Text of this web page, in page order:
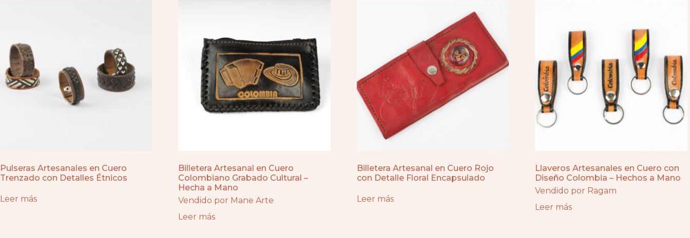
Pulseras Artesanales en Cuero
Trenzado con Detalles Étnicos
Leer más
Billetera Artesanal en Cuero
Colombiano Grabado Cultural –
Hecha a Mano
Vendido por Mane Arte
Leer más
Billetera Artesanal en Cuero Rojo
con Detalle Floral Encapsulado
Leer más
Llaveros Artesanales en Cuero con
Diseño Colombia – Hechos a Mano
Vendido por Ragam
Leer más